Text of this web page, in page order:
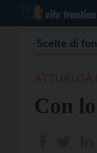
Scelte di
Con